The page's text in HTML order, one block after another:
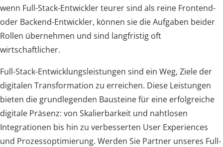
wenn Full-Stack-Entwickler teurer sind als reine Frontend-
oder Backend-Entwickler, können sie die Aufgaben beider
Rollen übernehmen und sind langfristig oft
wirtschaftlicher.
Full-Stack-Entwicklungsleistungen sind ein Weg, Ziele der
digitalen Transformation zu erreichen. Diese Leistungen
bieten die grundlegenden Bausteine für eine erfolgreiche
digitale Präsenz: von Skalierbarkeit und nahtlosen
Integrationen bis hin zu verbesserten User Experiences
und Prozessoptimierung. Werden Sie Partner unseres Full-